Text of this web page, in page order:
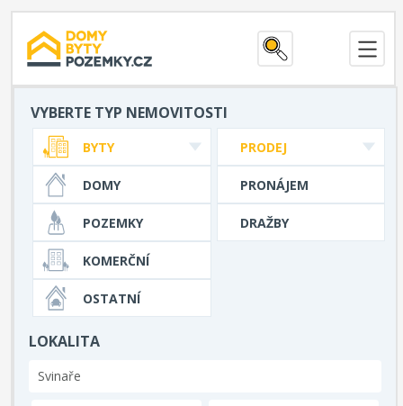
VYBERTE TYP NEMOVITOSTI
PRODEJ
PRONÁJEM
DRAŽBY
BYTY
DOMY
POZEMKY
KOMERČNÍ
OSTATNÍ
LOKALITA